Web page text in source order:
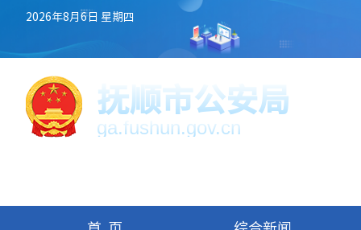
2026年8月6日 星期四
抚顺市公安局
ga.fushun.gov.cn